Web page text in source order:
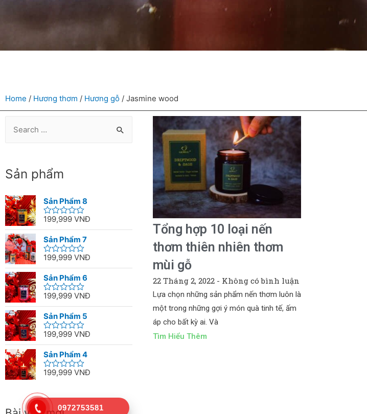
Home / Hương thơm / Hương gỗ / Jasmine wood
Sản phẩm
Sản Phẩm 8
Rated
0
out
of
5
199,999 VNĐ
Sản Phẩm 7
Rated
0
out
of
5
199,999 VNĐ
Sản Phẩm 6
Rated
0
out
of
5
199,999 VNĐ
Sản Phẩm 5
Rated
0
out
of
5
199,999 VNĐ
Sản Phẩm 4
Rated
of
5
199,999 VNĐ
Tổng hợp 10 loại nến
thơm thiên nhiên thơm
mùi gỗ
22 Tháng 2, 2022 Không có bình luận
Lựa chọn những sản phẩm nến thơm luôn là
một trong những gợi ý món quà tinh tế, ấm
áp cho bất kỳ ai. Và
Tìm Hiểu Thêm
0972753581